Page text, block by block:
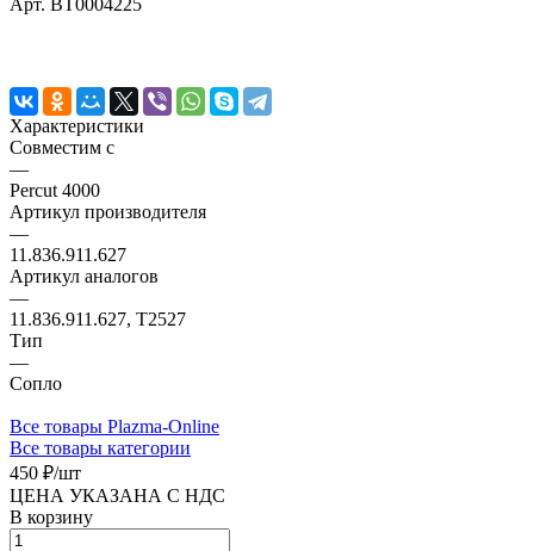
Характеристики
Совместим с
—
Percut 4000
Артикул производителя
—
11.836.911.627
Артикул аналогов
—
11.836.911.627, T2527
Тип
—
Сопло
Все товары Plazma-Online
Все товары категории
450 ₽/шт
ЦЕНА УКАЗАНА С НДС
В корзину